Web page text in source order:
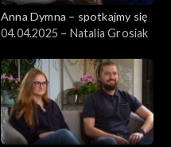
Anna Dymna – spotkajmy się
04.04.2025 – Natalia Grosiak